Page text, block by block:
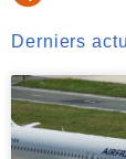
Derniers